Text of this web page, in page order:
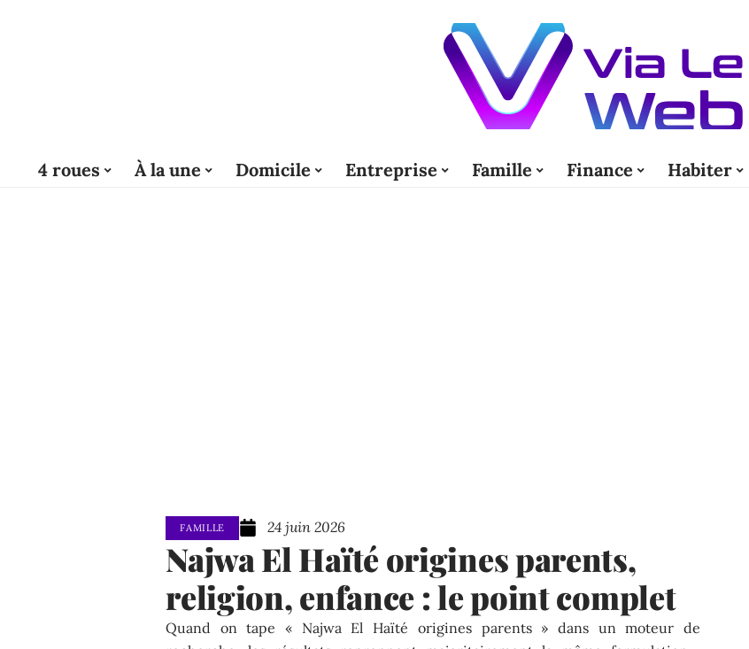
4 roues À la une Domicile Entreprise Famille Finance Habiter
FAMILLE 24 juin 2026
Najwa El Haïté origines parents,
religion, enfance : le point complet
Quand on tape « Najwa El Haïté origines parents » dans un moteur de